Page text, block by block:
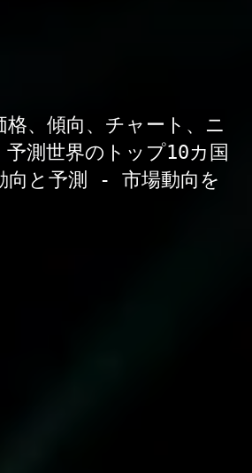
、傾向、チャート、ニ
予測世界のトップ10カ国
向と予測 - 市場動向を